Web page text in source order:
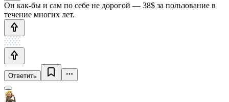
Он как-бы и сам по себе не дорогой — 38$ за пользование в
течение многих лет.
Ответить